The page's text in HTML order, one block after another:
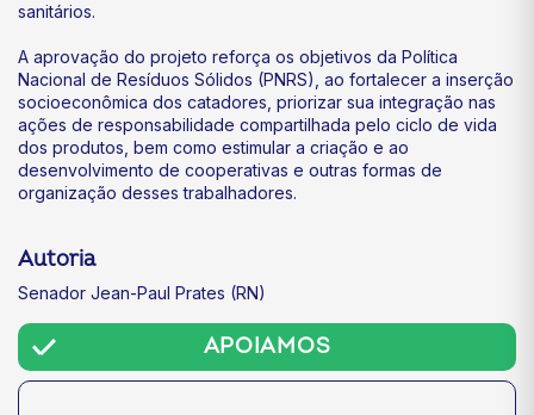
sanitários.
A aprovação do projeto reforça os objetivos da Política
Nacional de Resíduos Sólidos (PNRS), ao fortalecer a inserção
socioeconômica dos catadores, priorizar sua integração nas
ações de responsabilidade compartilhada pelo ciclo de vida
dos produtos, bem como estimular a criação e ao
desenvolvimento de cooperativas e outras formas de
organização desses trabalhadores.
Autoria
Senador Jean-Paul Prates (RN)
APOIAMOS